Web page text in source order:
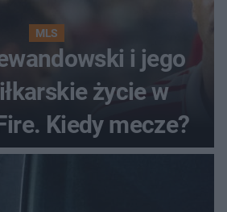
MLS
i jego
życie w
Kiedy mecze?